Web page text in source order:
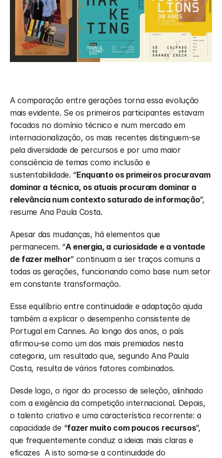
A comparação entre gerações torna essa evolução
mais evidente. Se os primeiros participantes estavam
focados no domínio técnico e num mercado em
internacionalização, os mais recentes distinguem-se
pela diversidade de percursos e por uma maior
consciência de temas como inclusão e
sustentabilidade. “Enquanto os primeiros procuravam
dominar a técnica, os atuais procuram dominar a
relevância num contexto saturado de informação”,
resume Ana Paula Costa.
Apesar das mudanças, há elementos que
permanecem. “A energia, a curiosidade e a vontade
de fazer melhor” continuam a ser traços comuns a
todas as gerações, funcionando como base num setor
em constante transformação.
Esse equilíbrio entre continuidade e adaptação ajuda
também a explicar o desempenho consistente de
Portugal em Cannes. Ao longo dos anos, o país
afirmou-se como um dos mais premiados nesta
categoria, um resultado que, segundo Ana Paula
Costa, resulta de vários fatores combinados.
Desde logo, o rigor do processo de seleção, alinhado
com a exigência da competição internacional. Depois,
o talento criativo e uma característica recorrente: a
capacidade de “fazer muito com poucos recursos”,
que frequentemente conduz a ideias mais claras e
eficazes  A isto soma-se a continuidade do